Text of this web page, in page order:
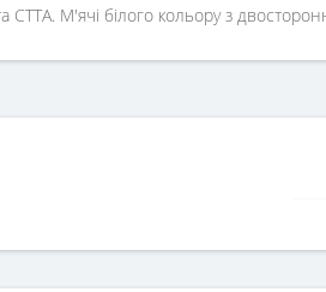
CTTA. М'ячі білого кольору з